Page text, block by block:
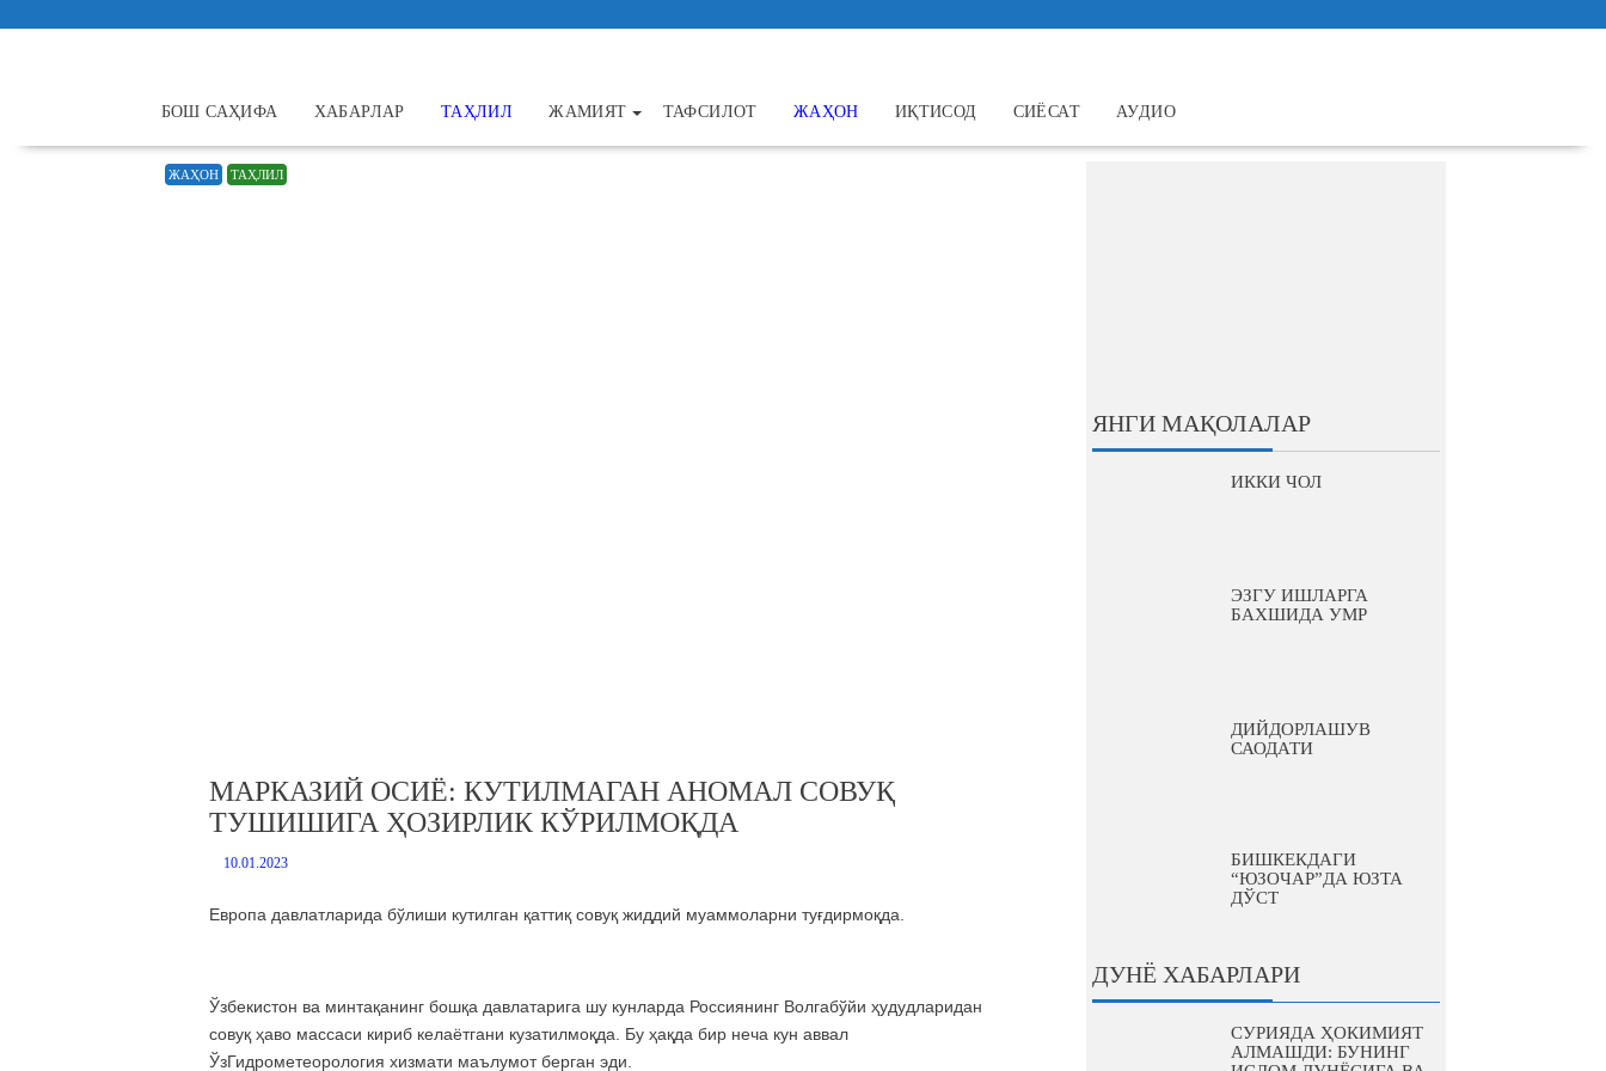
БОШ САҲИФА ХАБАРЛАР ТАҲЛИЛ ЖАМИЯТ ТАФСИЛОТ ЖАҲОН ИҚТИСОД СИЁСАТ АУДИО
ЖАҲОН ТАҲЛИЛ
МАРКАЗИЙ ОСИЁ: КУТИЛМАГАН АНОМАЛ СОВУҚ
ТУШИШИГА ҲОЗИРЛИК КЎРИЛМОҚДА
10.01.2023
Европа давлатларида бўлиши кутилган қаттиқ совуқ жиддий муаммоларни туғдирмоқда.
Ўзбекистон ва минтақанинг бошқа давлатарига шу кунларда Россиянинг Волгабўйи ҳудудларидан
совуқ ҳаво массаси кириб келаётгани кузатилмоқда. Бу ҳақда бир неча кун аввал
ЎзГидрометеорология хизмати маълумот берган эди.
ЯНГИ МАҚОЛАЛАР
ИККИ ЧОЛ
ЭЗГУ ИШЛАРГА
БАХШИДА УМР
ДИЙДОРЛАШУВ
САОДАТИ
БИШКЕКДАГИ
“ЮЗОЧАР”ДА ЮЗТА
ДЎСТ
ДУНЁ ХАБАРЛАРИ
СУРИЯДА ҲОКИМИЯТ
АЛМАШДИ: БУНИНГ